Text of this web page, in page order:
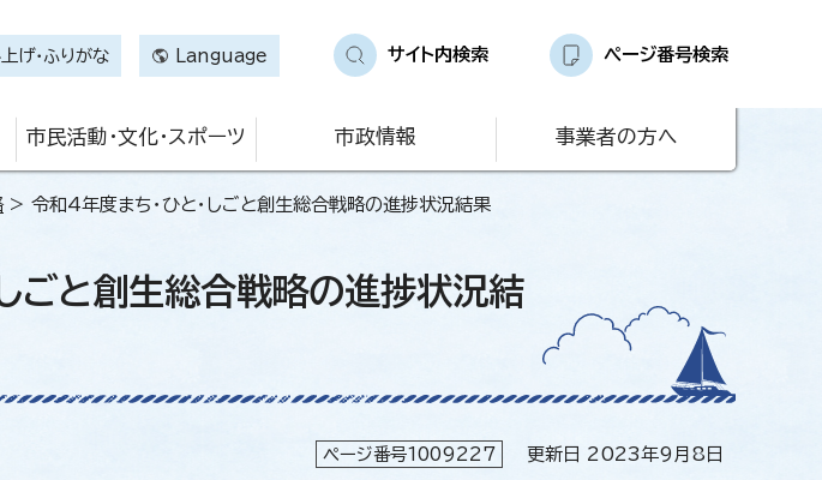
げ・ふりがな Language サイト内検索 ページ番号検索
市民活動・文化・スポーツ 市政情報 事業者の方へ
> 令和4年度まち・ひと・しごと創生総合戦略の進捗状況結果
ごと創生総合戦略の進捗状況結
ページ番号1009227 更新日 2023年9月8日